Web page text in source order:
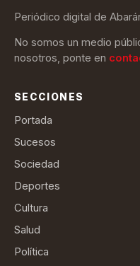
Periódico digital de
No somos un medio
nosotros, ponte en
SECCIONES
Portada
Sucesos
Sociedad
Deportes
Cultura
Salud
Política